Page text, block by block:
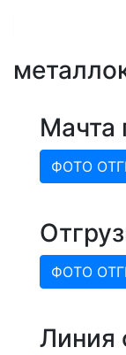
Мачта
ФОТО
ФОТО
Линия